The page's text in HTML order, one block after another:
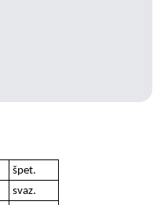
špet.
svaz.